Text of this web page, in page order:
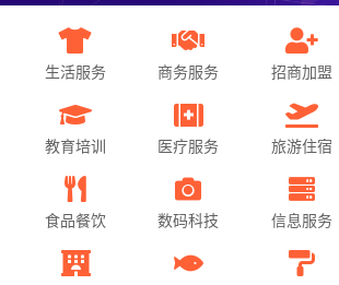
生活服务 商务服务 招商加盟
教育培训 医疗服务 旅游住宿
食品餐饮 数码科技 信息服务